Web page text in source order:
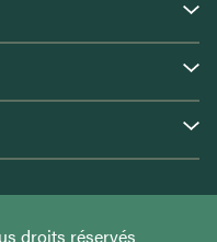
droits réservés